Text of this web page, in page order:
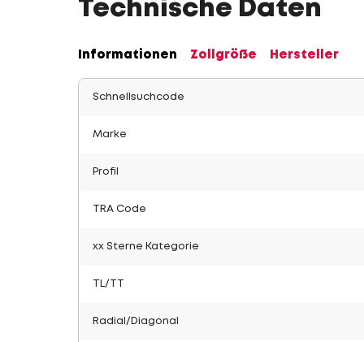
Technische Daten
Informationen Zollgröße Hersteller
Schnellsuchcode
Marke
Profil
TRA Code
xx Sterne Kategorie
TL/TT
Radial/Diagonal